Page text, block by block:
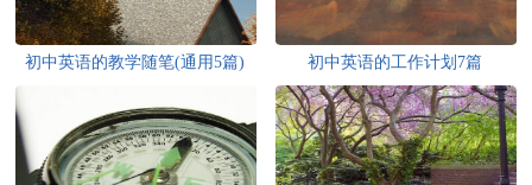
初中英语的教学随笔(通用5篇) 初中英语的工作计划7篇